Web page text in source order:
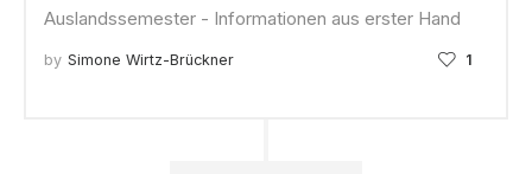
Community
Auslandssemester - Informationen aus erster Hand
by Simone Wirtz-Brückner 1